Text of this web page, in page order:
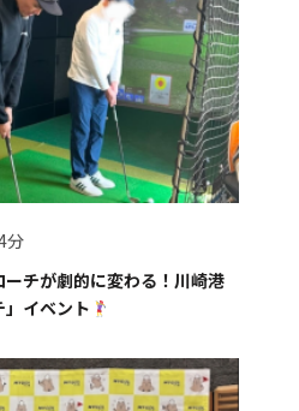
分
ーチが劇的に変わる！川崎港
イベント